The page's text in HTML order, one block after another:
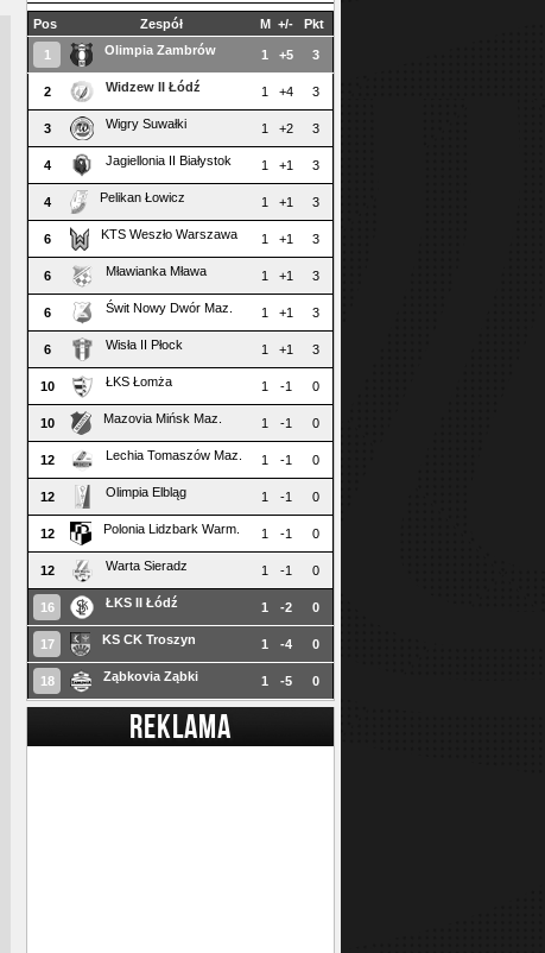
Pos Zespół M +/- Pkt
1 Olimpia Zambrów 1 +5 3
2 Widzew II Łódź 1 +4 3
3 Wigry Suwałki 1 +2 3
4 Jagiellonia II Białystok 1 +1 3
4 Pelikan Łowicz 1 +1 3
6 KTS Weszło Warszawa 1 +1 3
6 Mławianka Mława 1 +1 3
6 Świt Nowy Dwór Maz. 1 +1 3
6 Wisła II Płock 1 +1 3
10 ŁKS Łomża 1 -1 0
10 Mazovia Mińsk Maz. 1 -1 0
12 Lechia Tomaszów Maz. 1 -1 0
12 Olimpia Elbląg 1 -1 0
12 Polonia Lidzbark Warm. 1 -1 0
12 Warta Sieradz 1 -1 0
16 ŁKS II Łódź 1 -2 0
17 KS CK Troszyn 1 -4 0
18 Ząbkovia Ząbki 1 -5 0
REKLAMA